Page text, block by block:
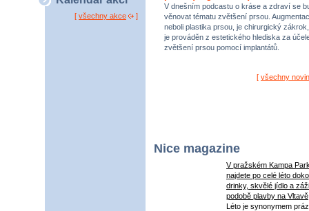
[ všechny akce ]
V dnešním podcastu o kráse a zdraví se
věnovat tématu zvětšení prsou.
neboli plastika prsou, je chirurgický
je prováděn z estetického hlediska za
zvětšení prsou pomocí implantátů.
[ všechny
Nice magazine
V pražském Kampa
najdete po celé léto
drinky, skvělé jídlo a
podobě plavby na Vltavě
Léto je synonymem